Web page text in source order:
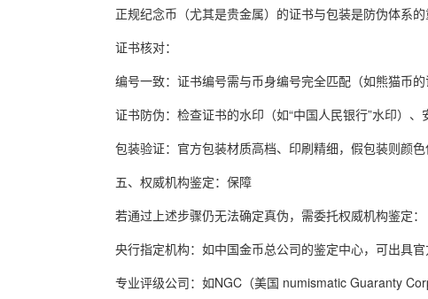
正规纪念币（尤其是贵金属）的证书与包装是防伪体系的
证书核对：
编号一致：证书编号需与币身编号完全匹配（如熊猫币的
证书防伪：检查证书的水印（如“中国人民银行”水印）
包装验证：官方包装材质高档、印刷精细，假包装则颜
五、权威机构鉴定：保障
若通过上述步骤仍无法确定真伪，需委托权威机构鉴定：
央行指定机构：如中国金币总公司的鉴定中心，可出具官
专业评级公司：如NGC（美国 numismatic Guaranty